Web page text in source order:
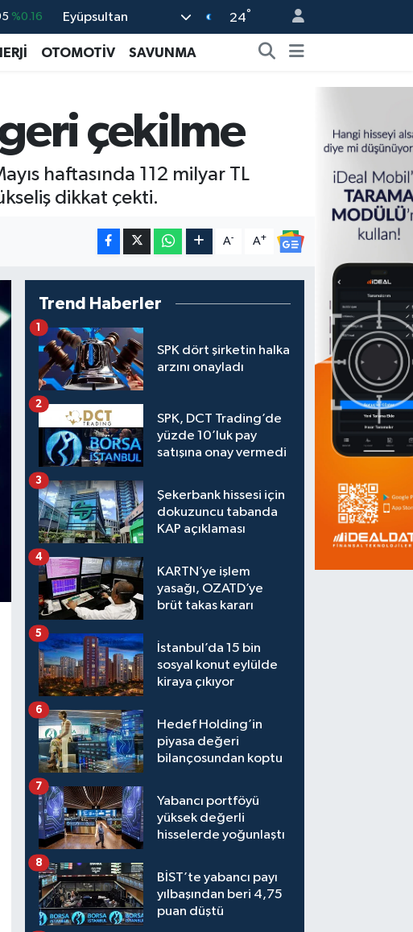
%0.16
%0
%0.12
Eyüpsultan 24°
OTOMOTİV SAVUNMA
çekilme
haftasında 112 milyar TL
dikkat çekti.
A- A+
Trend Haberler
SPK dört şirketin halka
arzını onayladı
1
SPK, DCT Trading’de
yüzde 10’luk pay
satışına onay vermedi
2
Şekerbank hissesi için
dokuzuncu tabanda
KAP açıklaması
3
KARTN’ye işlem
yasağı, OZATD’ye
brüt takas kararı
4
İstanbul’da 15 bin
sosyal konut eylülde
kiraya çıkıyor
5
Hedef Holding’in
piyasa değeri
bilançosundan koptu
6
Yabancı portföyü
yüksek değerli
hisselerde yoğunlaştı
7
BİST’te yabancı payı
yılbaşından beri 4,75
puan düştü
8